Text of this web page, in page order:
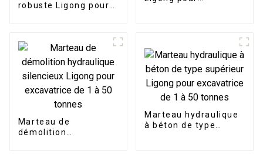
robuste Ligong pour
Marteau de
démolition
Marteau hydraulique
à béton de type